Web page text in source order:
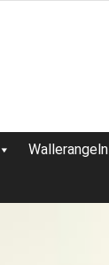
Wallerangeln